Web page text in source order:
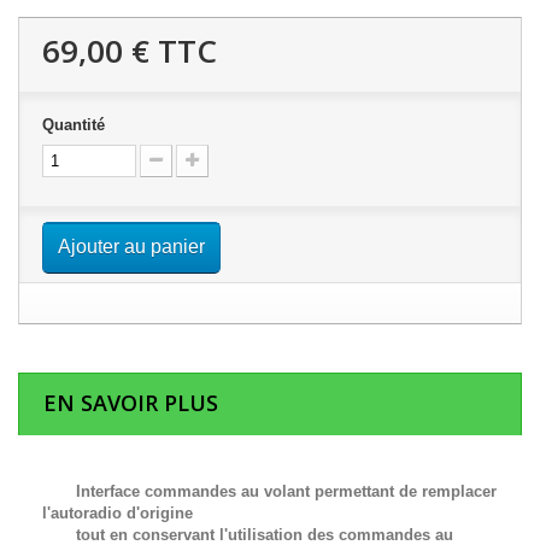
69,00 € TTC
Quantité
Ajouter au panier
EN SAVOIR PLUS
Interface commandes au volant permettant de remplacer
l'autoradio d'origine
tout en conservant l'utilisation des commandes au